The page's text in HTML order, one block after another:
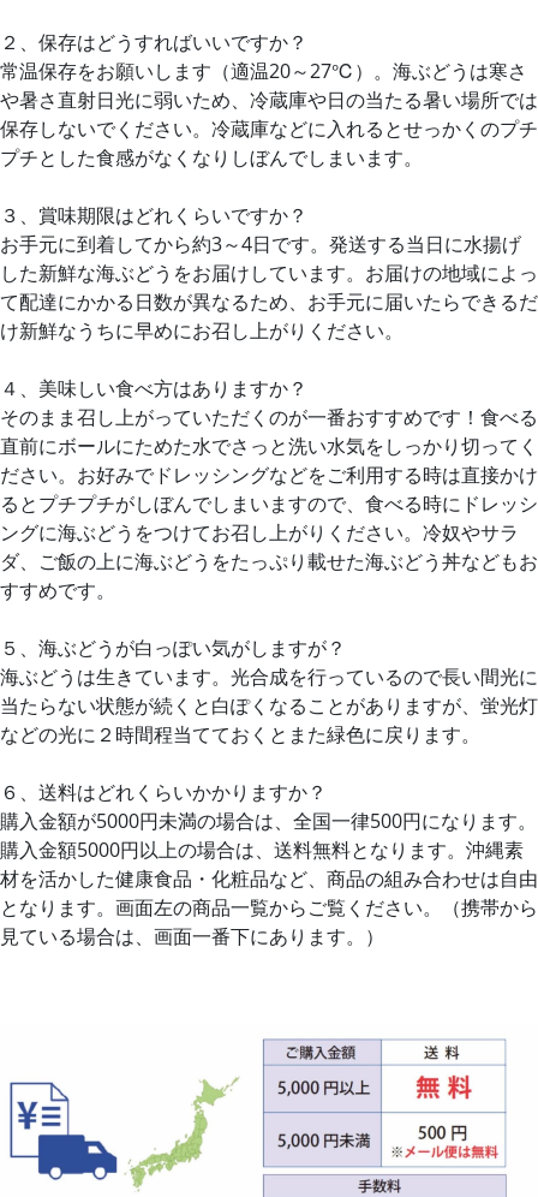
２、保存はどうすればいいですか？
常温保存をお願いします（適温20～27℃）。海ぶどうは寒さ
や暑さ直射日光に弱いため、冷蔵庫や日の当たる暑い場所では
保存しないでください。冷蔵庫などに入れるとせっかくのプチ
プチとした食感がなくなりしぼんでしまいます。
３、賞味期限はどれくらいですか？
お手元に到着してから約3～4日です。発送する当日に水揚げ
した新鮮な海ぶどうをお届けしています。お届けの地域によっ
て配達にかかる日数が異なるため、お手元に届いたらできるだ
け新鮮なうちに早めにお召し上がりください。
４、美味しい食べ方はありますか？
そのまま召し上がっていただくのが一番おすすめです！食べる
直前にボールにためた水でさっと洗い水気をしっかり切ってく
ださい。お好みでドレッシングなどをご利用する時は直接かけ
るとプチプチがしぼんでしまいますので、食べる時にドレッシ
ングに海ぶどうをつけてお召し上がりください。冷奴やサラ
ダ、ご飯の上に海ぶどうをたっぷり載せた海ぶどう丼などもお
すすめです。
５、海ぶどうが白っぽい気がしますが？
海ぶどうは生きています。光合成を行っているので長い間光に
当たらない状態が続くと白ぽくなることがありますが、蛍光灯
などの光に２時間程当てておくとまた緑色に戻ります。
６、送料はどれくらいかかりますか？
購入金額が5000円未満の場合は、全国一律500円になります。
購入金額5000円以上の場合は、送料無料となります。沖縄素
材を活かした健康食品・化粧品など、商品の組み合わせは自由
となります。画面左の商品一覧からご覧ください。（携帯から
見ている場合は、画面一番下にあります。）